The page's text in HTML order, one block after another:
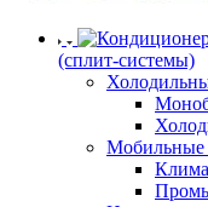
(сплит-системы)
Мобильные